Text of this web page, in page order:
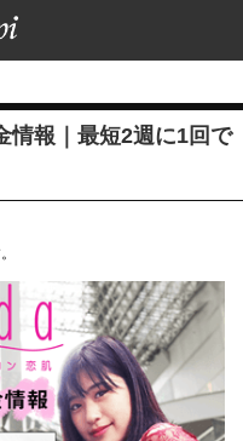
情報｜最短2週に1回で